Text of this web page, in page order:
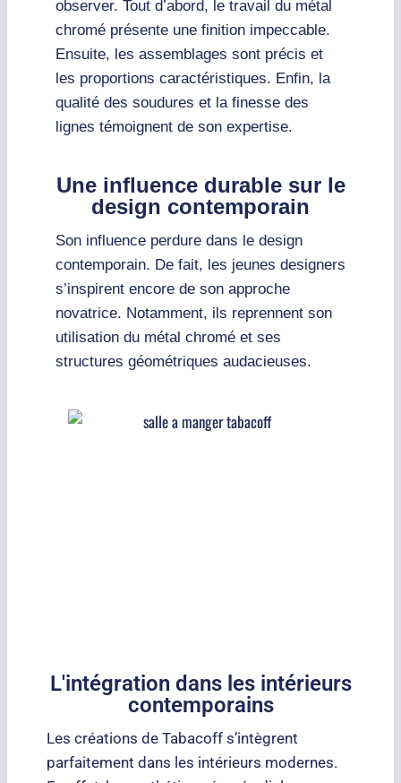
observer. Tout d’abord, le travail du métal
chromé présente une finition impeccable.
Ensuite, les assemblages sont précis et
les proportions caractéristiques. Enfin, la
qualité des soudures et la finesse des
lignes témoignent de son expertise.
Une influence durable sur le
design contemporain
Son influence perdure dans le design
contemporain. De fait, les jeunes designers
s’inspirent encore de son approche
novatrice. Notamment, ils reprennent son
utilisation du métal chromé et ses
structures géométriques audacieuses.
L'intégration dans les intérieurs
contemporains
Les créations de Tabacoff s’intègrent
parfaitement dans les intérieurs modernes.